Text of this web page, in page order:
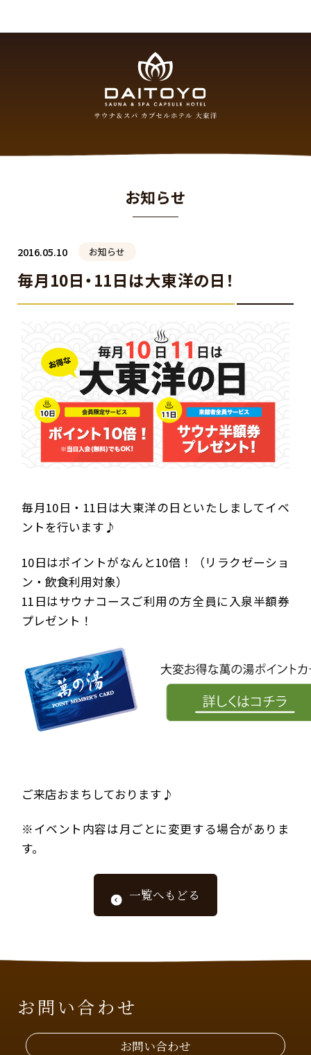
お知らせ
2016.05.10 お知らせ
毎月10日・11日は大東洋の日！
毎月10日・11日は大東洋の日といたしましてイベ
ントを行います♪
10日はポイントがなんと10倍！（リラクゼーショ
ン・飲食利用対象）
11日はサウナコースご利用の方全員に入泉半額券
プレゼント！
ご来店おまちしております♪
※イベント内容は月ごとに変更する場合がありま
す。
一覧へもどる
お問い合わせ
お問い合わせ